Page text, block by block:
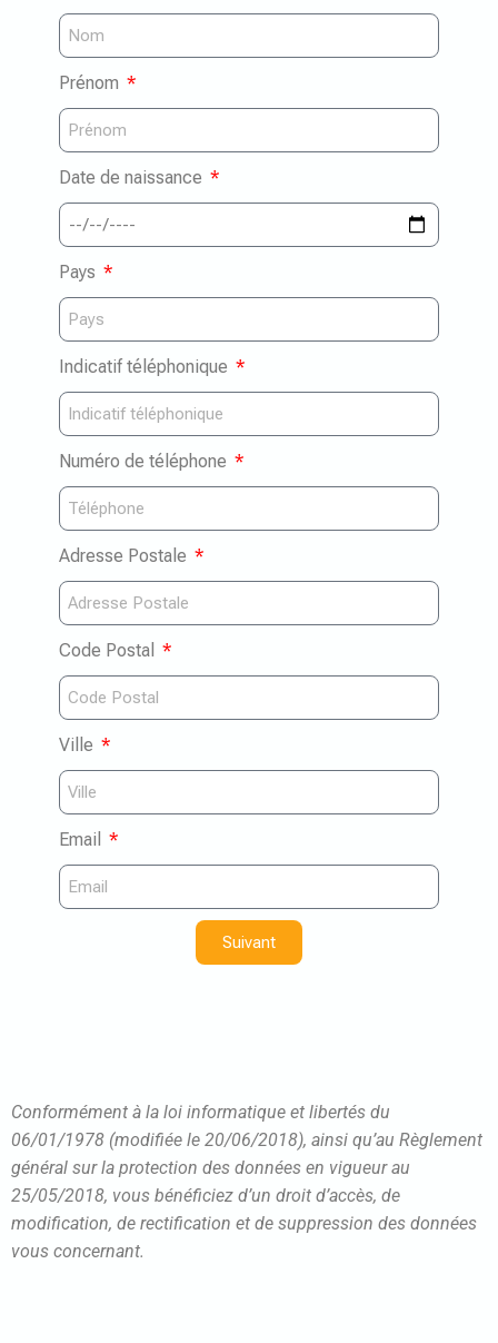
Prénom
Date de naissance
Pays
Indicatif téléphonique
Numéro de téléphone
Adresse Postale
Code Postal
Ville
Email
Suivant
Conformément à la loi informatique et libertés du
06/01/1978 (modifiée le 20/06/2018), ainsi qu’au Règlement
général sur la protection des données en vigueur au
25/05/2018, vous bénéficiez d’un droit d’accès, de
modification, de rectification et de suppression des données
vous concernant.